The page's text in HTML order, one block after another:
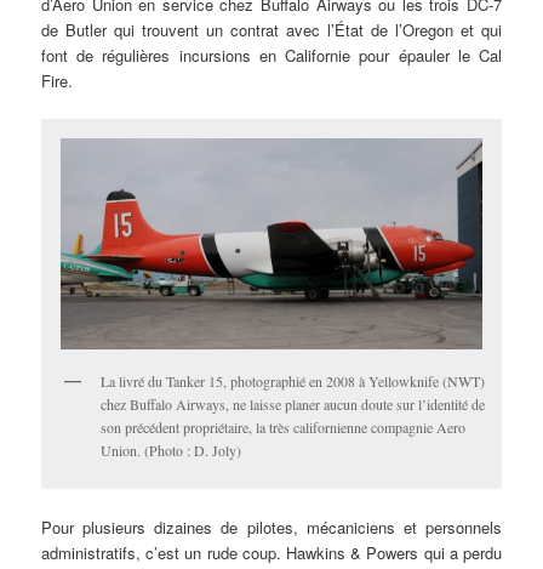
de Butler qui trouvent un contrat avec l’État de l’Oregon et qui
font de régulières incursions en Californie pour épauler le Cal
Fire.
La livré du Tanker 15, photographié en 2008 à Yellowknife (NWT)
chez Buffalo Airways, ne laisse planer aucun doute sur l’identité de
son précédent propriétaire, la très californienne compagnie Aero
Union. (Photo : D. Joly)
Pour plusieurs dizaines de pilotes, mécaniciens et personnels
administratifs, c’est un rude coup. Hawkins & Powers qui a perdu